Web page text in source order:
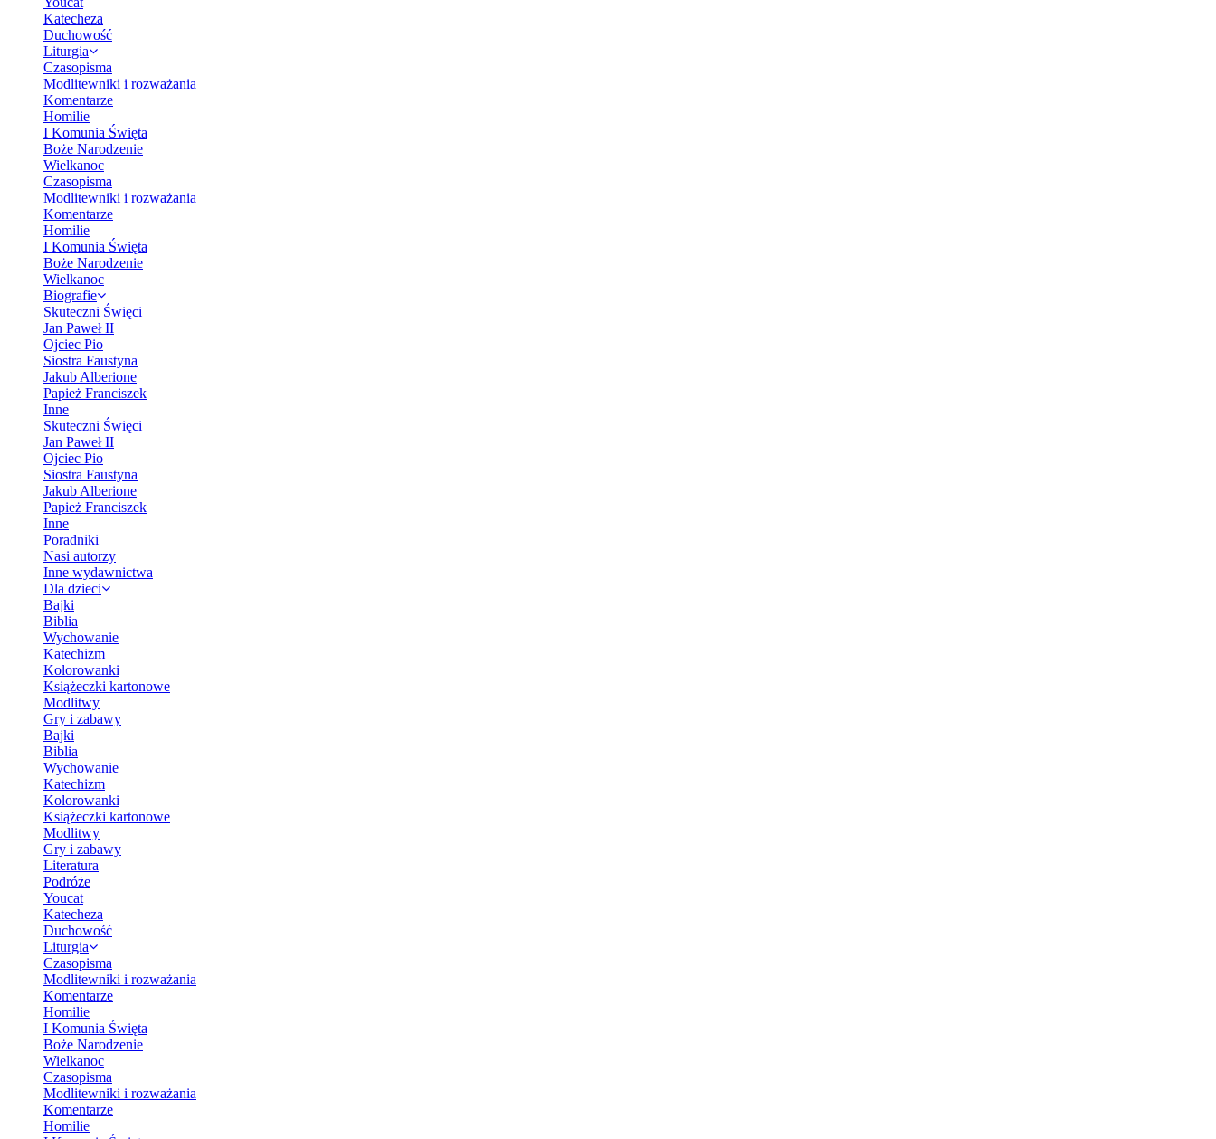
Katecheza
Duchowość
Liturgia
Czasopisma
Modlitewniki i rozważania
Komentarze
Homilie
I Komunia Święta
Boże Narodzenie
Wielkanoc
Czasopisma
Modlitewniki i rozważania
Komentarze
Homilie
I Komunia Święta
Boże Narodzenie
Wielkanoc
Biografie
Skuteczni Święci
Jan Paweł II
Ojciec Pio
Siostra Faustyna
Jakub Alberione
Papież Franciszek
Inne
Skuteczni Święci
Jan Paweł II
Ojciec Pio
Siostra Faustyna
Jakub Alberione
Papież Franciszek
Inne
Poradniki
Nasi autorzy
Inne wydawnictwa
Dla dzieci
Bajki
Biblia
Wychowanie
Katechizm
Kolorowanki
Książeczki kartonowe
Modlitwy
Gry i zabawy
Bajki
Biblia
Wychowanie
Katechizm
Kolorowanki
Książeczki kartonowe
Modlitwy
Gry i zabawy
Literatura
Podróże
Youcat
Katecheza
Duchowość
Liturgia
Czasopisma
Modlitewniki i rozważania
Komentarze
Homilie
I Komunia Święta
Boże Narodzenie
Wielkanoc
Czasopisma
Modlitewniki i rozważania
Komentarze
Homilie